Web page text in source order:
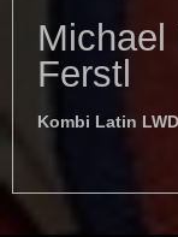
Ferstl
Kombi Latin